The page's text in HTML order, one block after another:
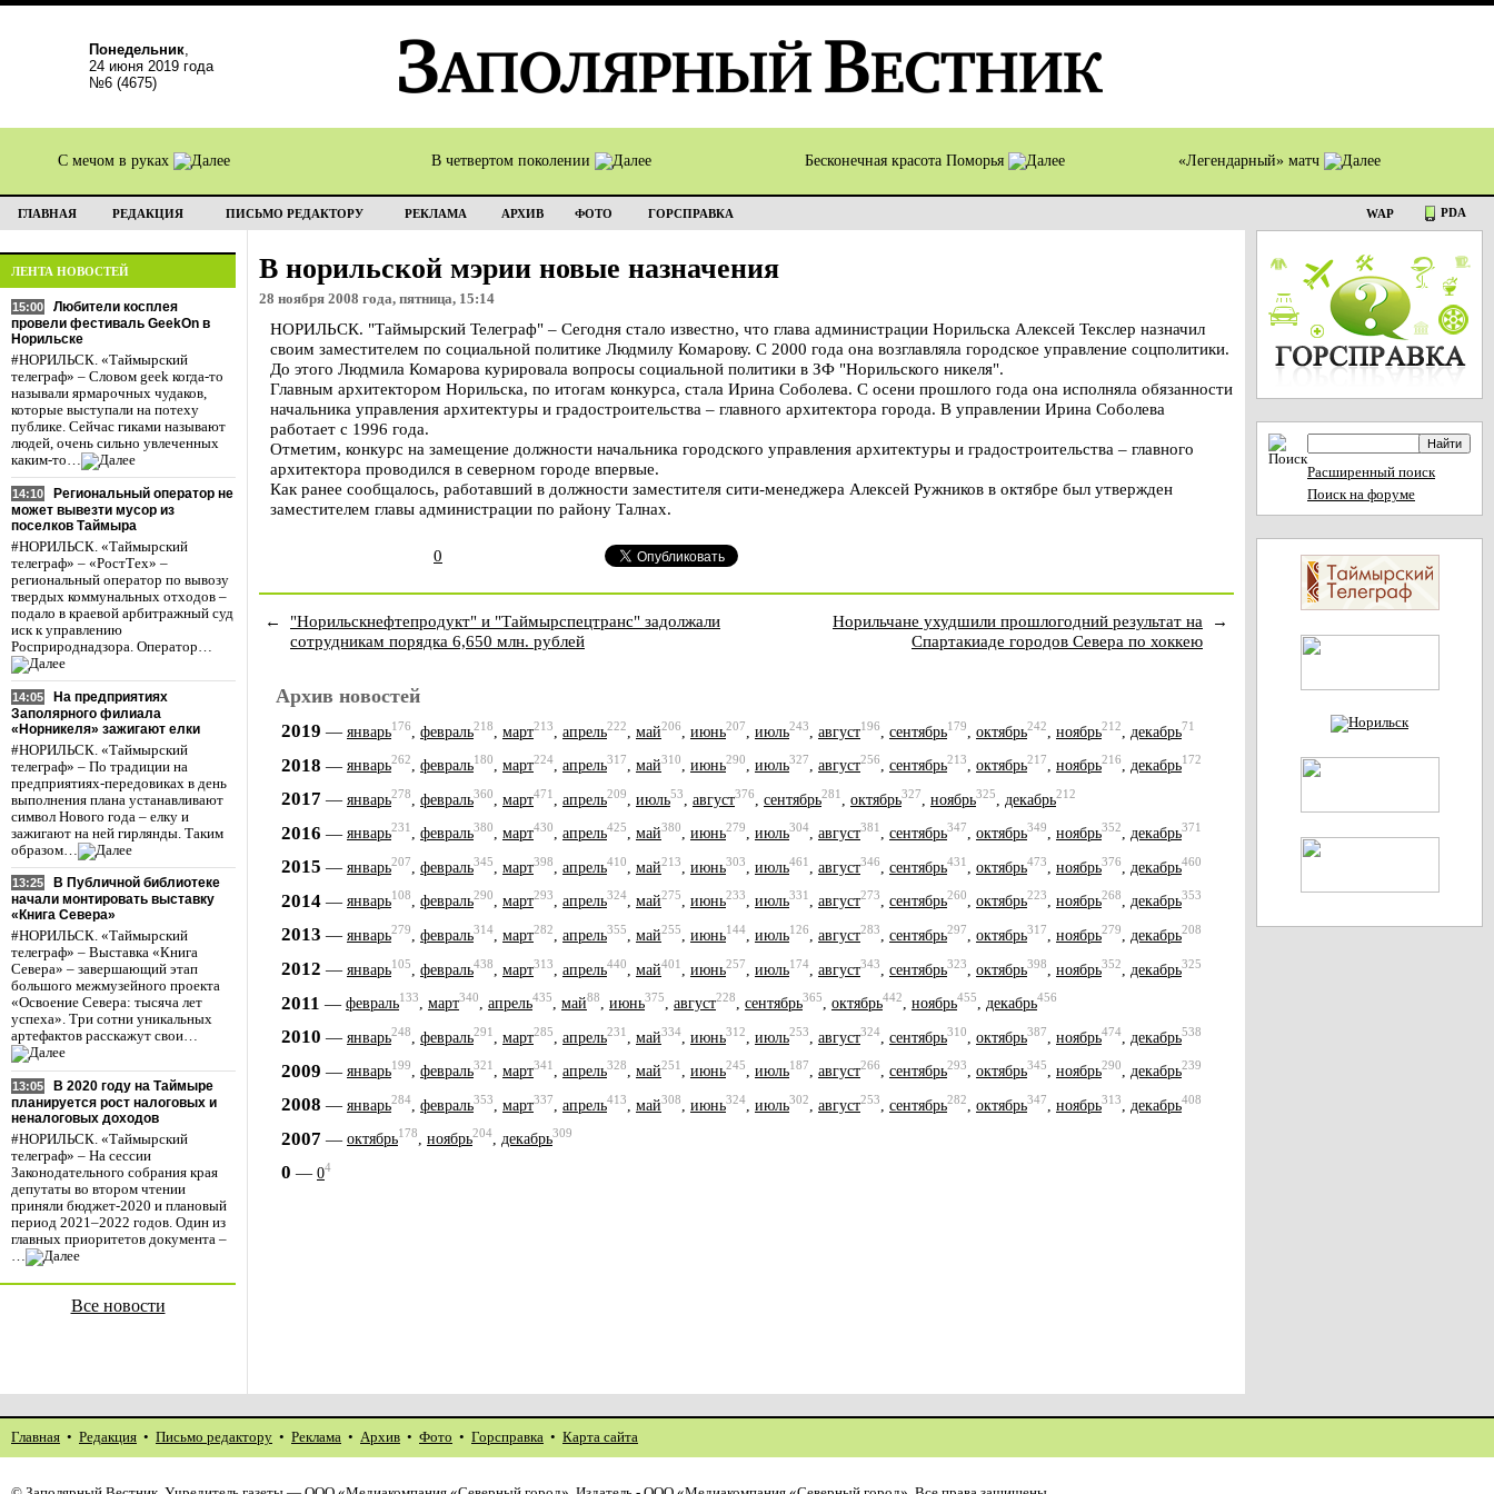
Понедельник,
24 июня 2019 года
№6 (4675)
С мечом в руках В четвертом поколении Бесконечная красота Поморья «Легендарный» матч
ГЛАВНАЯ РЕДАКЦИЯ ПИСЬМО РЕДАКТОРУ РЕКЛАМА АРХИВ ФОТО ГОРСПРАВКА WAP PDA
ЛЕНТА НОВОСТЕЙ
15:00
Любители косплея
провели фестиваль GeekOn в
Норильске
#НОРИЛЬСК. «Таймырский
телеграф» – Словом geek когда-то
называли ярмарочных чудаков,
которые выступали на потеху
публике. Сейчас гиками называют
людей, очень сильно увлеченных
каким-то…
14:10
Региональный оператор не
может вывезти мусор из
поселков Таймыра
#НОРИЛЬСК. «Таймырский
телеграф» – «РостТех» –
региональный оператор по вывозу
твердых коммунальных отходов –
подало в краевой арбитражный суд
иск к управлению
Росприроднадзора. Оператор…
14:05
На предприятиях
Заполярного филиала
«Норникеля» зажигают елки
#НОРИЛЬСК. «Таймырский
телеграф» – По традиции на
предприятиях-передовиках в день
выполнения плана устанавливают
символ Нового года – елку и
зажигают на ней гирлянды. Таким
образом…
13:25
В Публичной библиотеке
начали монтировать выставку
«Книга Севера»
#НОРИЛЬСК. «Таймырский
телеграф» – Выставка «Книга
Севера» – завершающий этап
большого межмузейного проекта
«Освоение Севера: тысяча лет
успеха». Три сотни уникальных
артефактов расскажут свои…
13:05
В 2020 году на Таймыре
планируется рост налоговых и
неналоговых доходов
#НОРИЛЬСК. «Таймырский
телеграф» – На сессии
Законодательного собрания края
депутаты во втором чтении
приняли бюджет-2020 и плановый
период 2021–2022 годов. Один из
главных приоритетов документа –
…
Все новости
В норильской мэрии новые назначения
28 ноября 2008 года, пятница, 15:14
НОРИЛЬСК. "Таймырский Телеграф" – Сегодня стало известно, что глава администрации Норильска Алексей Текслер назначил
своим заместителем по социальной политике Людмилу Комарову. С 2000 года она возглавляла городское управление соцполитики.
До этого Людмила Комарова курировала вопросы социальной политики в ЗФ "Норильского никеля".
Главным архитектором Норильска, по итогам конкурса, стала Ирина Соболева. С осени прошлого года она исполняла обязанности
начальника управления архитектуры и градостроительства – главного архитектора города. В управлении Ирина Соболева
работает с 1996 года.
Отметим, конкурс на замещение должности начальника городского управления архитектуры и градостроительства – главного
архитектора проводился в северном городе впервые.
Как ранее сообщалось, работавший в должности заместителя сити-менеджера Алексей Ружников в октябре был утвержден
заместителем главы администрации по району Талнах.
0
←
"Норильскнефтепродукт" и "Таймырспецтранс" задолжали
сотрудникам порядка 6,650 млн. рублей
Норильчане ухудшили прошлогодний результат на
Спартакиаде городов Севера по хоккею
→
Архив новостей
2019 — январь176 февраль218 март213 апрель222 май206 июнь207 июль243 август196 сентябрь179 октябрь242 ноябрь212 декабрь71
2018 — январь262, февраль180, март224, апрель317, май310, июнь290, июль327, август256, сентябрь213, октябрь217, ноябрь216, декабрь172
2017 — январь278 февраль360 март471 апрель209 июль53 август376 сентябрь281 октябрь327 ноябрь325 декабрь212
2016 — январь231, февраль380, март430, апрель425, май380, июнь279, июль304, август381, сентябрь347, октябрь349, ноябрь352, декабрь371
2015 — январь207 февраль345 март398 апрель410 май213 июнь303 июль461 август346 сентябрь431 октябрь473 ноябрь376 декабрь460
2014 — январь108, февраль290, март293, апрель324, май275, июнь233, июль331, август273, сентябрь260, октябрь223, ноябрь268, декабрь353
2013 — январь279 февраль314 март282 апрель355 май255 июнь144 июль126 август283 сентябрь297 октябрь317 ноябрь279 декабрь208
2012 — январь105 февраль438 март313 апрель440 май401 июнь257 июль174 август343 сентябрь323 октябрь398 ноябрь352 декабрь325
2011 — февраль133, март340, апрель435, май88, июнь375, август228, сентябрь365, октябрь442, ноябрь455, декабрь456
2010 — январь248 февраль291 март285 апрель231 май334 июнь312 июль253 август324 сентябрь310 октябрь387 ноябрь474 декабрь538
2009 — январь199, февраль321, март341, апрель328, май251, июнь245, июль187, август266, сентябрь293, октябрь345, ноябрь290, декабрь239
2008 — январь284 февраль353 март337 апрель413 май308 июнь324 июль302 август253 сентябрь282 октябрь347 ноябрь313 декабрь408
2007 — октябрь178, ноябрь204, декабрь309
0 — 04
Расширенный поиск
Поиск на форуме
Главная • Редакция • Письмо редактору • Реклама • Архив • Фото • Горсправка • Карта сайта